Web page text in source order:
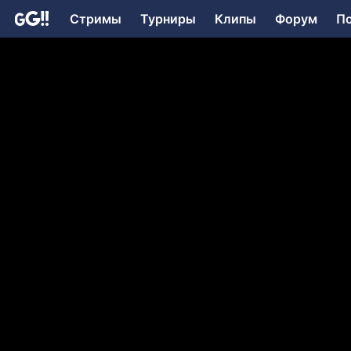
Стримы Турниры Клипы Форум